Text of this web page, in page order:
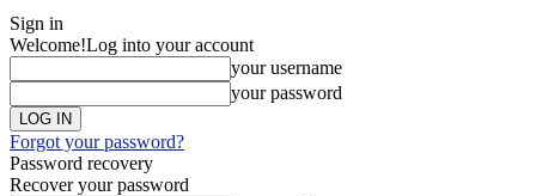
Sign in
Welcome!Log into your account
your username
your password
Forgot your password?
Password recovery
Recover your password